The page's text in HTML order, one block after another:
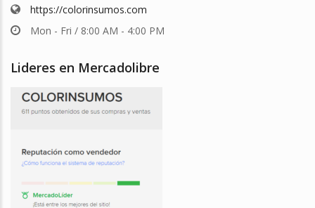
https://colorinsumos.com
Mon - Fri / 8:00 AM - 4:00 PM
Lideres en Mercadolibre